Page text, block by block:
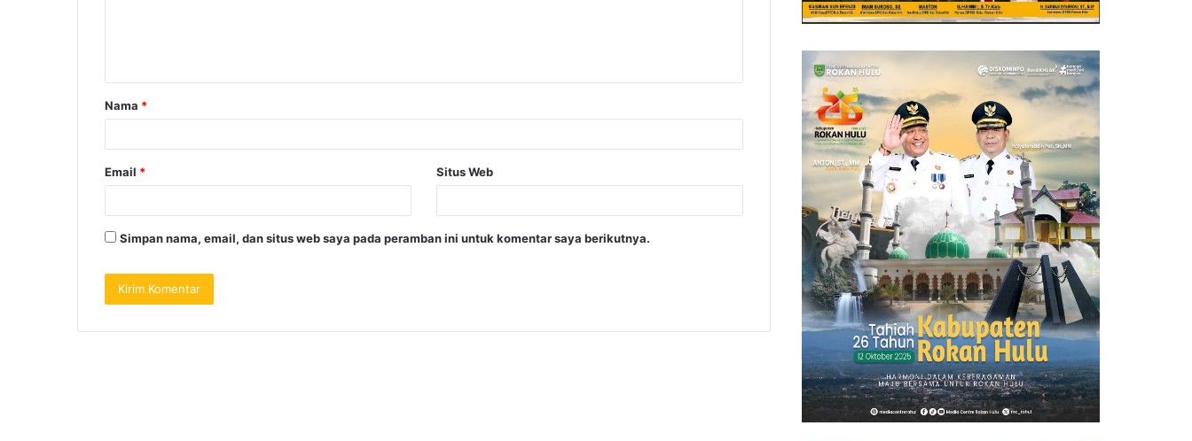
Nama *
Email * Situs Web
Simpan nama, email, dan situs web saya pada peramban ini untuk komentar saya berikutnya.